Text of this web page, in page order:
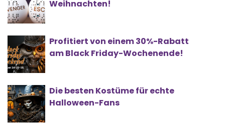
Weihnachten!
Profitiert von einem 30%-Rabatt
am Black Friday-Wochenende!
Die besten Kostüme für echte
Halloween-Fans